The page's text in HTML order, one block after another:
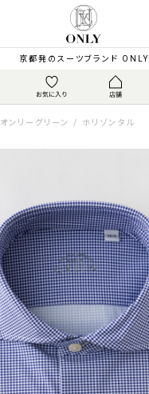
京都発のスーツブランド ONLY
オンリーグリーン / ホリゾンタル